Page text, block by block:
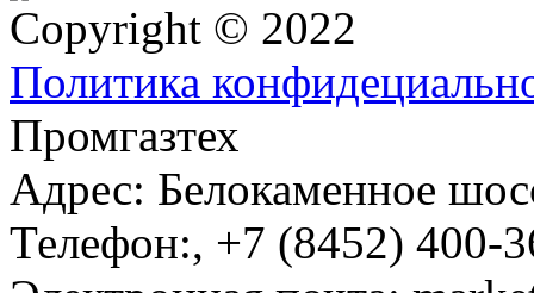
Copyright © 2022
Политика
Промгазтех
Адрес: Белокаменное
Телефон:, +7 (8452) 400-